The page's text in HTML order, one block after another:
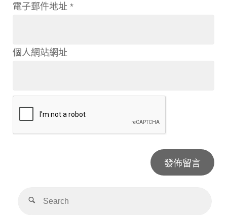
電子郵件地址 *
個人網站網址